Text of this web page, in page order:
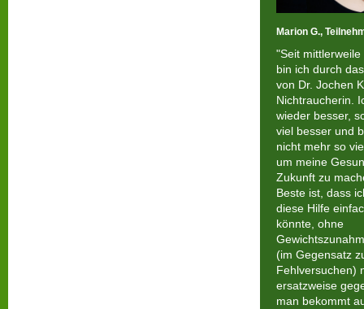
Marion G.,
"Seit
bin ich durch
von Dr. Jochen
Nichtraucherin.
wieder besser,
viel besser und
nicht mehr so
um meine
Zukunft zu
Beste ist, dass
diese Hilfe
könnte, ohne
(im Gegensatz
Fehlversuchen)
ersatzweise
man bekommt